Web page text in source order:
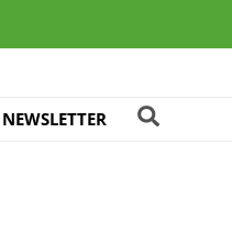
NEWSLETTER